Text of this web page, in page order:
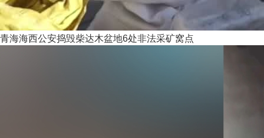
青海海西公安捣毁柴达木盆地6处非法采矿窝点